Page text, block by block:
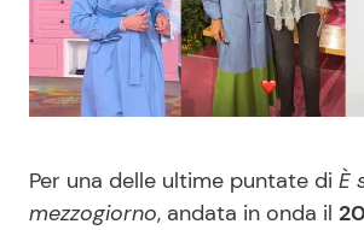
Benessere
Moda e Style Dolci
Per una delle ultime puntate di È
mezzogiorno, andata in onda il